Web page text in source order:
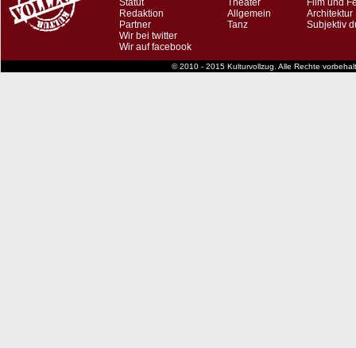
Statut
Redaktion
Partner
Wir bei twitter
Wir auf facebook
Theater
Allgemein
Tanz
Film und
Architektur
Subjektiv
© 2010 - 2015 Kulturvollzug. Alle Rechte